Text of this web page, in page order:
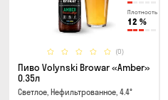
Плотность
12 %
(0)
Пиво Volynski Browar «Amber»
0.35л
Светлое, Нефильтрованное, 4.4°